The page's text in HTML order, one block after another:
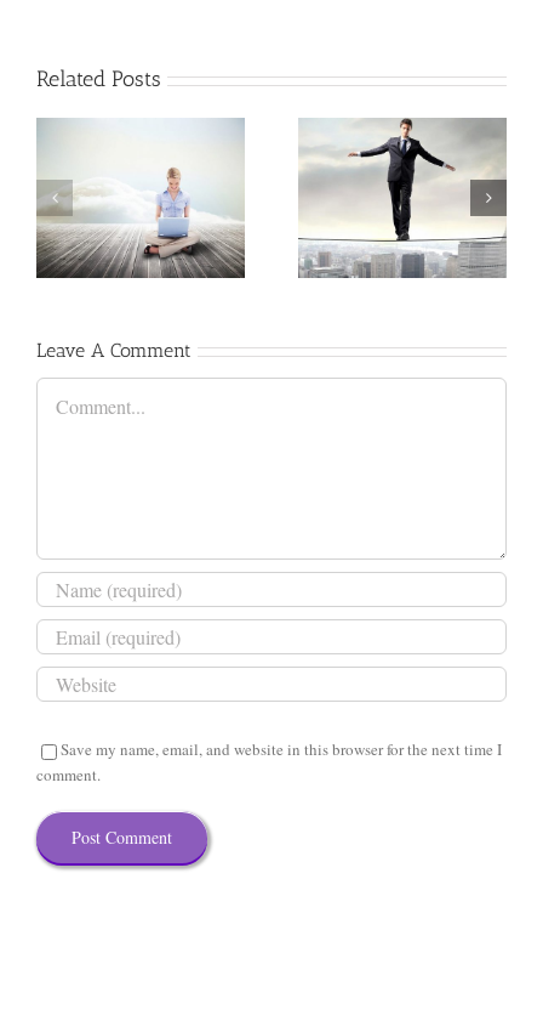
Related Posts
Fusce Tincidunt Augue
Leave A Comment
Comment
Save my name, email, and website in this browser for the next time I
comment.